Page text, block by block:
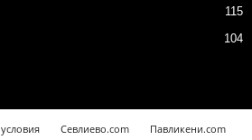
115
104
Севлиево.com Павликени.com